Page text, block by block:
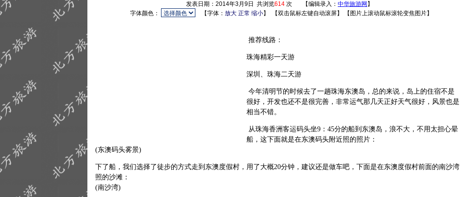
发表日期：2014年3月9日 共浏览614 次 【编辑录入： 中华旅游网 】
字体颜色：
【字体： 放大 正常 缩小】 【双击鼠标左键自动滚屏】 【图片上滚动鼠标滚轮变焦图片】
推荐线路：
珠海精彩一天游
深圳、珠海二天游
今年清明节的时候去了一趟珠海东澳岛，总的来说，岛上的住宿不是
很好，开发也还不是很完善，非常运气那几天正好天气很好，风景也是
相当不错。
从珠海香洲客运码头坐9：45分的船到东澳岛，浪不大，不用太担心晕
船，这下面就是在东澳码头附近照的照片：
(东澳码头雾景)
下了船，我们选择了徒步的方式走到东澳度假村，用了大概20分钟，建议还是做车吧，下面是在东澳度假村前面的南沙湾
照的沙滩：
(南沙湾)